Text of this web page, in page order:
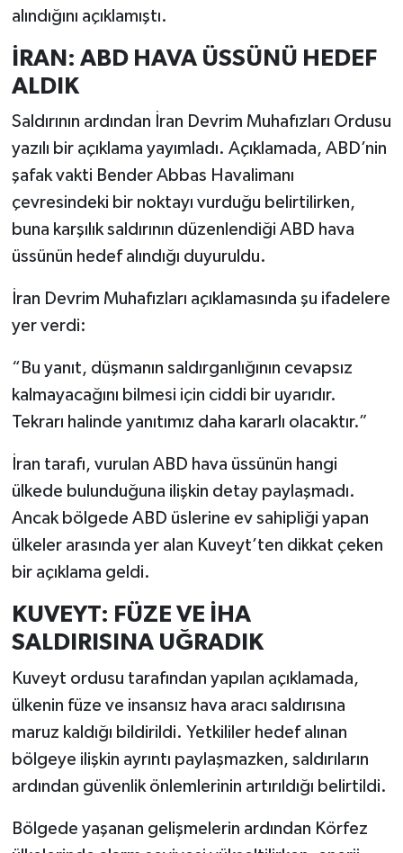
alındığını açıklamıştı.
İRAN: ABD HAVA ÜSSÜNÜ HEDEF
ALDIK
Saldırının ardından İran Devrim Muhafızları Ordusu
yazılı bir açıklama yayımladı. Açıklamada, ABD’nin
şafak vakti Bender Abbas Havalimanı
çevresindeki bir noktayı vurduğu belirtilirken,
buna karşılık saldırının düzenlendiği ABD hava
üssünün hedef alındığı duyuruldu.
İran Devrim Muhafızları açıklamasında şu ifadelere
yer verdi:
“Bu yanıt, düşmanın saldırganlığının cevapsız
kalmayacağını bilmesi için ciddi bir uyarıdır.
Tekrarı halinde yanıtımız daha kararlı olacaktır.”
İran tarafı, vurulan ABD hava üssünün hangi
ülkede bulunduğuna ilişkin detay paylaşmadı.
Ancak bölgede ABD üslerine ev sahipliği yapan
ülkeler arasında yer alan Kuveyt’ten dikkat çeken
bir açıklama geldi.
KUVEYT: FÜZE VE İHA
SALDIRISINA UĞRADIK
Kuveyt ordusu tarafından yapılan açıklamada,
ülkenin füze ve insansız hava aracı saldırısına
maruz kaldığı bildirildi. Yetkililer hedef alınan
bölgeye ilişkin ayrıntı paylaşmazken, saldırıların
ardından güvenlik önlemlerinin artırıldığı belirtildi.
Bölgede yaşanan gelişmelerin ardından Körfez